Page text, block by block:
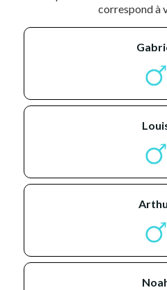
correspond à